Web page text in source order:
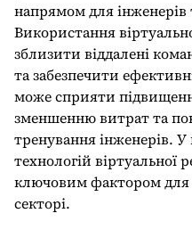
напрямом для
Використання
зблизити віддалені
та забезпечити
може сприяти
зменшенню витрат та
тренування інженерів.
технологій віртуальної
ключовим фактором для
секторі.